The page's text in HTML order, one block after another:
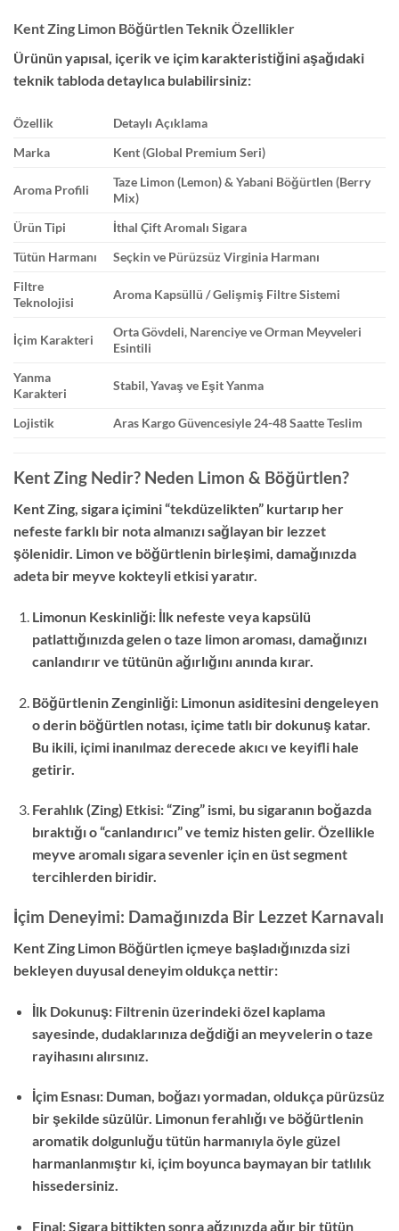
Kent Zing Limon Böğürtlen Teknik Özellikler
Ürünün yapısal, içerik ve içim karakteristiğini aşağıdaki
teknik tabloda detaylıca bulabilirsiniz:
Özellik
Detaylı Açıklama
Marka
Kent (Global Premium Seri)
Aroma Profili
Taze Limon (Lemon) & Yabani Böğürtlen (Berry
Mix)
Ürün Tipi
İthal Çift Aromalı Sigara
Tütün Harmanı
Seçkin ve Pürüzsüz Virginia Harmanı
Filtre
Teknolojisi
Aroma Kapsüllü / Gelişmiş Filtre Sistemi
İçim Karakteri
Orta Gövdeli, Narenciye ve Orman Meyveleri
Esintili
Yanma
Karakteri
Stabil, Yavaş ve Eşit Yanma
Lojistik Aras Kargo Güvencesiyle 24-48 Saatte Teslim
Kent Zing Nedir? Neden Limon & Böğürtlen?
Kent Zing, sigara içimini “tekdüzelikten” kurtarıp her
nefeste farklı bir nota almanızı sağlayan bir lezzet
şölenidir. Limon ve böğürtlenin birleşimi, damağınızda
adeta bir meyve kokteyli etkisi yaratır.
Limonun Keskinliği: İlk nefeste veya kapsülü
patlattığınızda gelen o taze limon aroması, damağınızı
canlandırır ve tütünün ağırlığını anında kırar.
Böğürtlenin Zenginliği: Limonun asiditesini dengeleyen
o derin böğürtlen notası, içime tatlı bir dokunuş katar.
Bu ikili, içimi inanılmaz derecede akıcı ve keyifli hale
getirir.
Ferahlık (Zing) Etkisi: “Zing” ismi, bu sigaranın boğazda
bıraktığı o “canlandırıcı” ve temiz histen gelir. Özellikle
meyve aromalı sigara sevenler için en üst segment
tercihlerden biridir.
İçim Deneyimi: Damağınızda Bir Lezzet Karnavalı
Kent Zing Limon Böğürtlen içmeye başladığınızda sizi
bekleyen duyusal deneyim oldukça nettir:
İlk Dokunuş: Filtrenin üzerindeki özel kaplama
sayesinde, dudaklarınıza değdiği an meyvelerin o taze
rayihasını alırsınız.
İçim Esnası: Duman, boğazı yormadan, oldukça pürüzsüz
bir şekilde süzülür. Limonun ferahlığı ve böğürtlenin
aromatik dolgunluğu tütün harmanıyla öyle güzel
harmanlanmıştır ki, içim boyunca baymayan bir tatlılık
hissedersiniz.
Final: Sigara bittikten sonra ağzınızda ağır bir tütün